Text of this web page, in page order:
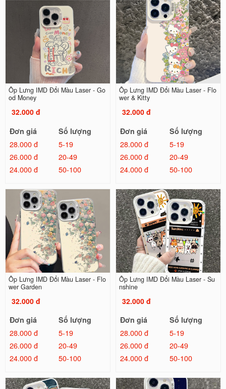
Ốp Lưng IMD Đổi Màu Laser - Go
od Money
32.000 đ
Đơn giá
Số lượng
28.000 đ
5-19
26.000 đ
20-49
24.000 đ
50-100
Ốp Lưng IMD Đổi Màu Laser - Flo
wer & Kitty
32.000 đ
Đơn giá
Số lượng
28.000 đ
5-19
26.000 đ
20-49
24.000 đ
50-100
Ốp Lưng IMD Đổi Màu Laser - Flo
wer Garden
32.000 đ
Đơn giá
Số lượng
28.000 đ
5-19
26.000 đ
20-49
24.000 đ
50-100
Ốp Lưng IMD Đổi Màu Laser - Su
nshine
32.000 đ
Đơn giá
Số lượng
28.000 đ
5-19
26.000 đ
20-49
24.000 đ
50-100